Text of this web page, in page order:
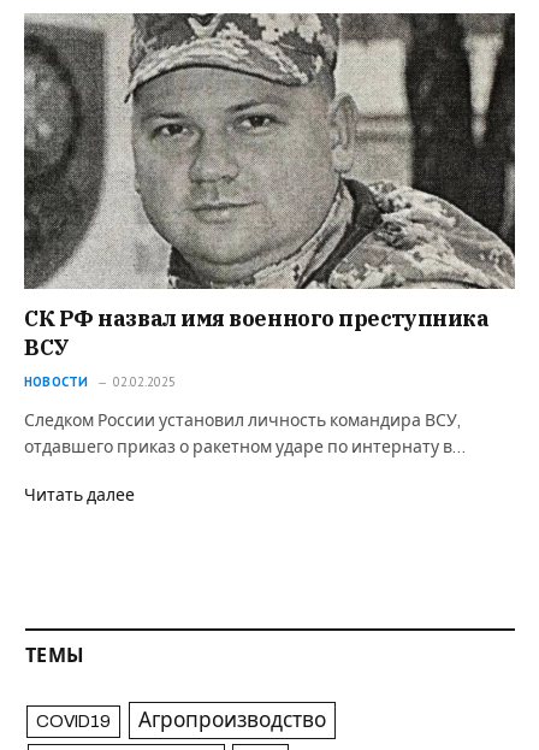
СК РФ назвал имя военного преступника
ВСУ
НОВОСТИ 02.02.2025
Следком России установил личность командира ВСУ,
отдавшего приказ о ракетном ударе по интернату в…
Читать далее
ТЕМЫ
COVID19 Агропроизводство